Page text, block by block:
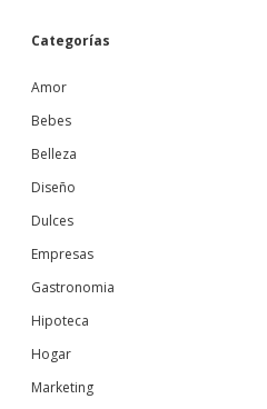
Categorías
Amor
Bebes
Belleza
Diseño
Dulces
Empresas
Gastronomia
Hipoteca
Hogar
Marketing